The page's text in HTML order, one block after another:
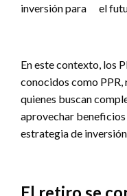
inversión para el
En este contexto, los
conocidos como
quienes buscan
aprovechar
estrategia de
El retiro se